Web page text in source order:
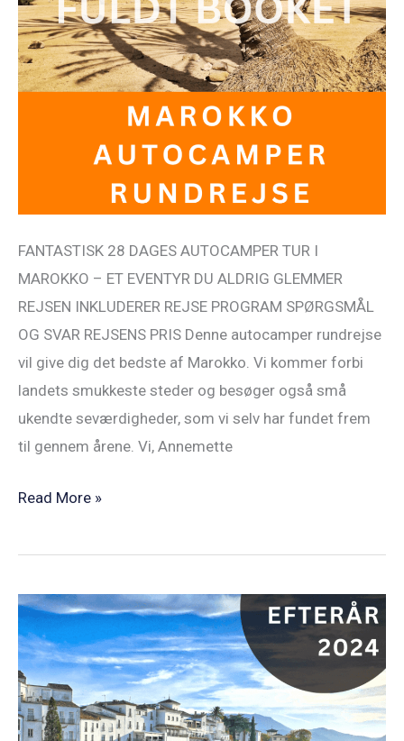
FANTASTISK 28 DAGES AUTOCAMPER TUR I
MAROKKO – ET EVENTYR DU ALDRIG GLEMMER
REJSEN INKLUDERER REJSE PROGRAM SPØRGSMÅL
OG SVAR REJSENS PRIS Denne autocamper rundrejse
vil give dig det bedste af Marokko. Vi kommer forbi
landets smukkeste steder og besøger også små
ukendte seværdigheder, som vi selv har fundet frem
til gennem årene. Vi, Annemette
Read More »
Freelifer
Autocamper
Rejse
Gennem
Andalusien